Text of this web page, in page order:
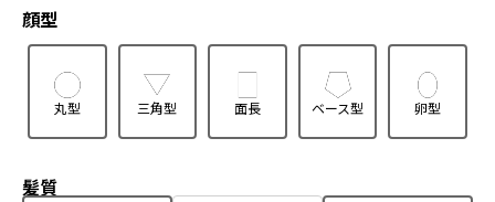
顔型
丸型 三角型 面長 ベース型 卵型
髪質